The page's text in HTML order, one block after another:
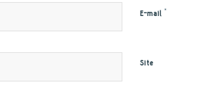
E-mail *
Site